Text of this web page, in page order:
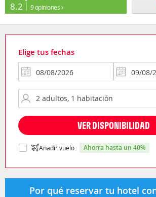
8.2 9 opiniones
Elige tus fechas
VER DISPONIBILIDAD
Añadir vuelo ahorra hasta un 40%
Por qué reservar tu hotel